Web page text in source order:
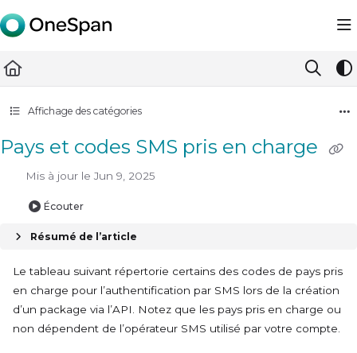
Documentation Index
Fetch the complete documentation index at: https://
Use this file to discover all available pages before exploring
Affichage des catégories
Pays et codes SMS pris en charge
Mis à jour le Jun 9, 2025
Écouter
Résumé de l’article
Le tableau suivant répertorie certains des codes de pays pris
en charge pour l’authentification par SMS lors de la création
d’un package via l’API. Notez que les pays pris en charge ou
non dépendent de l’opérateur SMS utilisé par votre compte.